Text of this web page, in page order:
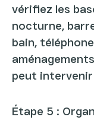
vérifiez les
nocturne,
bain,
peut
Étape 5 :